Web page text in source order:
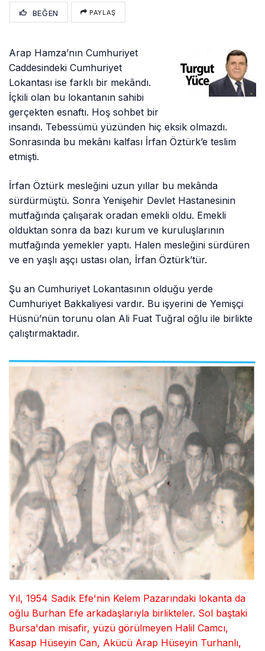
BEĞEN PAYLAŞ
Arap Hamza’nın Cumhuriyet
Caddesindeki Cumhuriyet
Lokantası ise farklı bir mekândı.
İçkili olan bu lokantanın sahibi
gerçekten esnaftı. Hoş sohbet bir
insandı. Tebessümü yüzünden hiç eksik olmazdı.
Sonrasında bu mekânı kalfası İrfan Öztürk’e teslim
etmişti.
İrfan Öztürk mesleğini uzun yıllar bu mekânda
sürdürmüştü. Sonra Yenişehir Devlet Hastanesinin
mutfağında çalışarak oradan emekli oldu. Emekli
olduktan sonra da bazı kurum ve kuruluşlarının
mutfağında yemekler yaptı. Halen mesleğini sürdüren
ve en yaşlı aşçı ustası olan, İrfan Öztürk’tür.
Şu an Cumhuriyet Lokantasının olduğu yerde
Cumhuriyet Bakkaliyesi vardır. Bu işyerini de Yemişçi
Hüsnü’nün torunu olan Ali Fuat Tuğral oğlu ile birlikte
çalıştırmaktadır.
Yıl, 1954 Sadık Efe'nin Kelem Pazarındaki lokanta da
oğlu Burhan Efe arkadaşlarıyla birlikteler. Sol baştaki
Bursa'dan misafir, yüzü görülmeyen Halil Camcı,
Kasap Hüseyin Can, Akücü Arap Hüseyin Turhanlı,